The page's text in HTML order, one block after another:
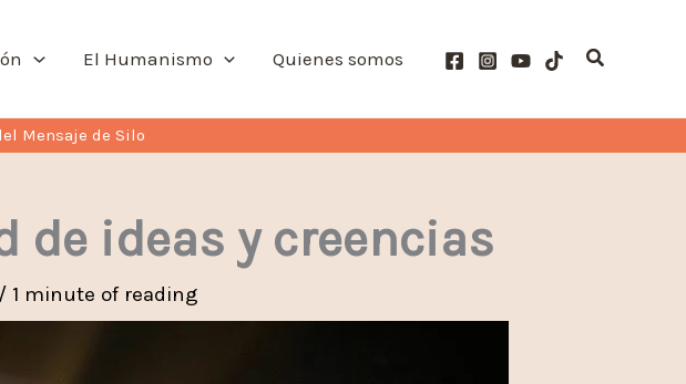
El Humanismo Quienes somos Buscar
Mensaje de Silo
de ideas y creencias
/ 1 minute of reading